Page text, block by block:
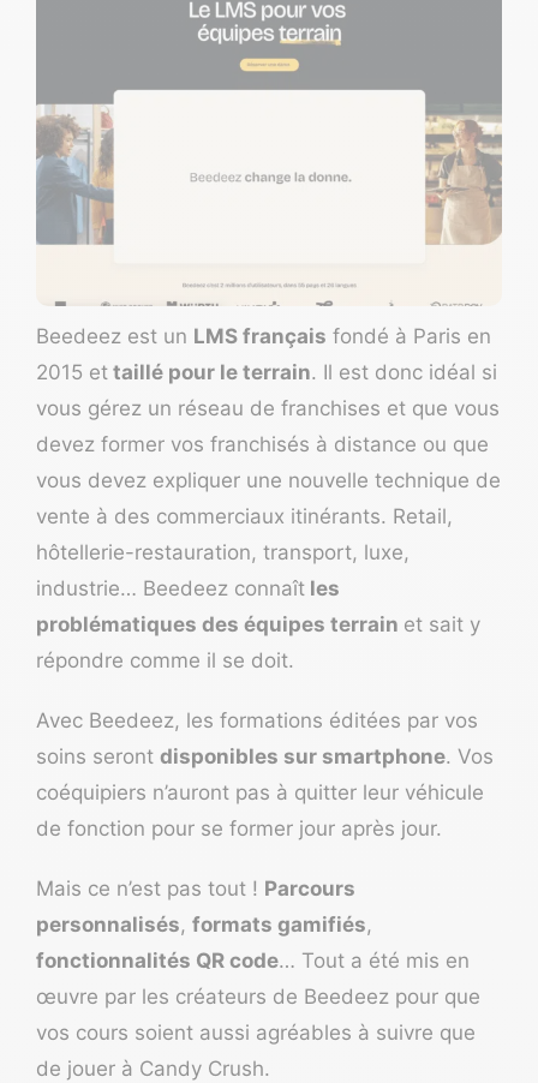
Beedeez est un LMS français fondé à Paris en
2015 et taillé pour le terrain. Il est donc idéal si
vous gérez un réseau de franchises et que vous
devez former vos franchisés à distance ou que
vous devez expliquer une nouvelle technique de
vente à des commerciaux itinérants. Retail,
hôtellerie-restauration, transport, luxe,
industrie… Beedeez connaît les
problématiques des équipes terrain et sait y
répondre comme il se doit.
Avec Beedeez, les formations éditées par vos
soins seront disponibles sur smartphone. Vos
coéquipiers n’auront pas à quitter leur véhicule
de fonction pour se former jour après jour.
Mais ce n’est pas tout ! Parcours
personnalisés, formats gamifiés,
fonctionnalités QR code… Tout a été mis en
œuvre par les créateurs de Beedeez pour que
vos cours soient aussi agréables à suivre que
de jouer à Candy Crush.